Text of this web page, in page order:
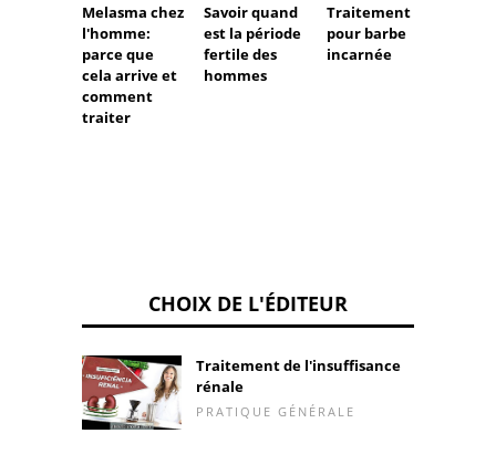
Melasma chez
l'homme:
parce que
cela arrive et
comment
traiter
Savoir quand
est la période
fertile des
hommes
Traitement
pour barbe
incarnée
CHOIX DE L'ÉDITEUR
Traitement de l'insuffisance
rénale
PRATIQUE GÉNÉRALE